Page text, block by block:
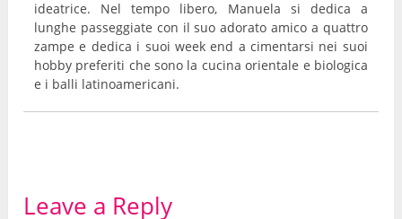
ideatrice. Nel tempo libero, Manuela si dedica a
lunghe passeggiate con il suo adorato amico a quattro
zampe e dedica i suoi week end a cimentarsi nei suoi
hobby preferiti che sono la cucina orientale e biologica
e i balli latinoamericani.
Leave a Reply